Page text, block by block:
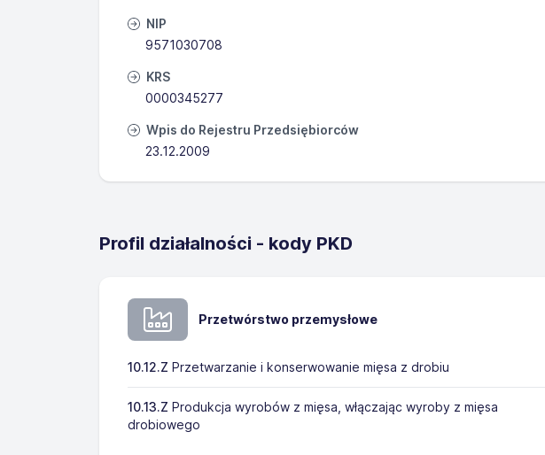
NIP
9571030708
KRS
0000345277
Wpis do Rejestru Przedsiębiorców
23.12.2009
Profil działalności - kody PKD
Przetwórstwo przemysłowe
10.12.Z Przetwarzanie i konserwowanie mięsa z drobiu
10.13.Z Produkcja wyrobów z mięsa, włączając wyroby z mięsa
drobiowego